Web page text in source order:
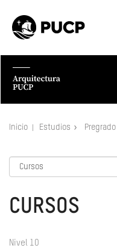
Inicio Estudios Pregrado
CURSOS
Nivel 10